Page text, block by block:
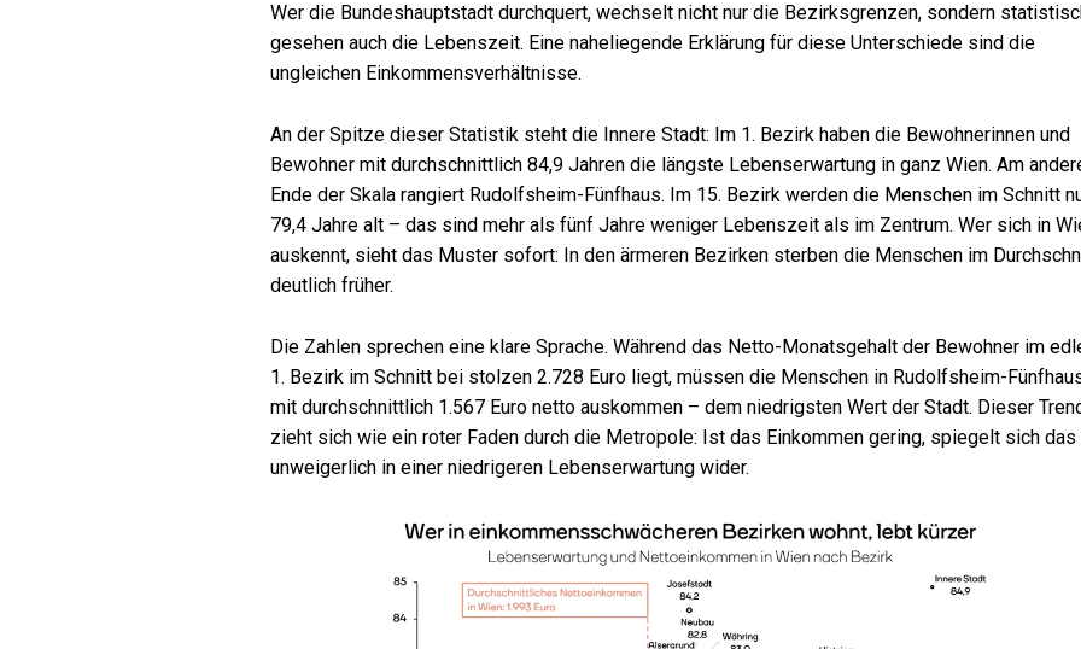
Wer die Bundeshauptstadt durchquert, wechselt nicht nur die Bezirksgrenzen, sondern
gesehen auch die Lebenszeit. Eine naheliegende Erklärung für diese Unterschiede sind die
ungleichen Einkommensverhältnisse.
An der Spitze dieser Statistik steht die Innere Stadt: Im 1. Bezirk haben die Bewohnerinnen und
Bewohner mit durchschnittlich 84,9 Jahren die längste Lebenserwartung in ganz Wien. Am
Ende der Skala rangiert Rudolfsheim-Fünfhaus. Im 15. Bezirk werden die Menschen im Schnitt
79,4 Jahre alt – das sind mehr als fünf Jahre weniger Lebenszeit als im Zentrum. Wer sich in
auskennt, sieht das Muster sofort: In den ärmeren Bezirken sterben die Menschen im
deutlich früher.
Die Zahlen sprechen eine klare Sprache. Während das Netto-Monatsgehalt der Bewohner im
1. Bezirk im Schnitt bei stolzen 2.728 Euro liegt, müssen die Menschen in Rudolfsheim-
mit durchschnittlich 1.567 Euro netto auskommen – dem niedrigsten Wert der Stadt. Dieser
zieht sich wie ein roter Faden durch die Metropole: Ist das Einkommen gering, spiegelt sich das
unweigerlich in einer niedrigeren Lebenserwartung wider.